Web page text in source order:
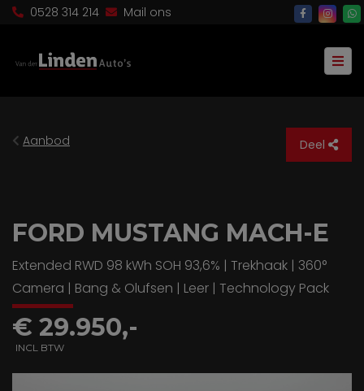
0528 314 214 Mail ons
Aanbod Deel
FORD MUSTANG MACH-E
Extended RWD 98 kWh SOH 93,6% | Trekhaak | 360°
Camera | Bang & Olufsen | Leer | Technology Pack
€ 29.950,-
INCL BTW